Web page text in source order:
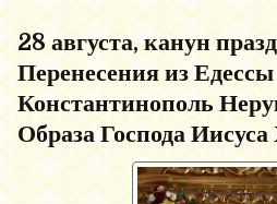
28 августа, канун
Перенесения из
Константинополь
Образа Господа